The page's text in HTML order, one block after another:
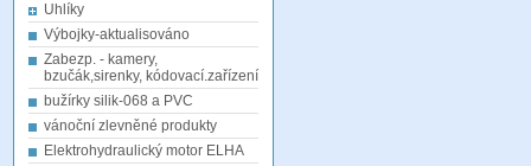
Uhlíky
Výbojky-aktualisováno
Zabezp. - kamery,
bzučák,sirenky, kódovací.zařízení
bužírky silik-068 a PVC
vánoční zlevněné produkty
Elektrohydraulický motor ELHA